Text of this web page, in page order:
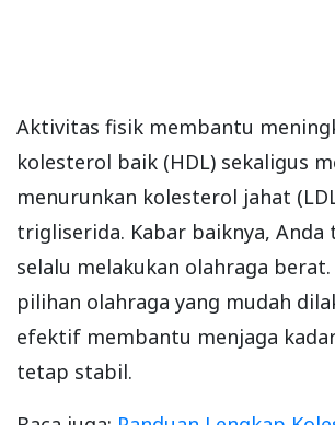
Aktivitas fisik membantu
kolesterol baik (HDL) sekaligus
menurunkan kolesterol jahat
trigliserida. Kabar baiknya, Anda
selalu melakukan olahraga
pilihan olahraga yang mudah
efektif membantu menjaga
tetap stabil.